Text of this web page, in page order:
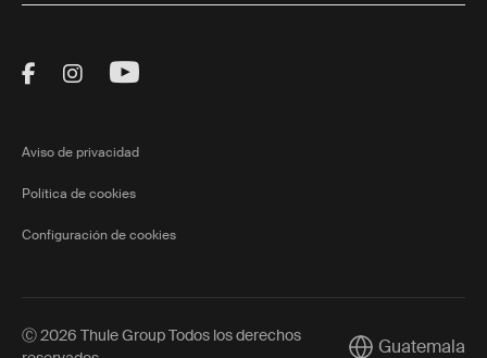
Visit Thule on Facebook (external link)
Visit Thule on Instagram (external link)
Visit Thule on Youtube (external
Aviso de privacidad
Política de cookies
Configuración de cookies
Ⓒ 2026 Thule Group Todos los derechos
Guatemala